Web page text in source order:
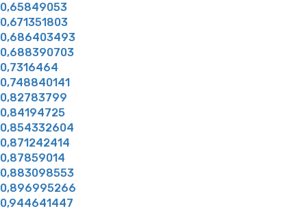
0,65849053
0,671351803
0,686403493
0,688390703
0,7316464
0,748840141
0,82783799
0,84194725
0,854332604
0,871242414
0,87859014
0,883098553
0,896995266
0,944641447